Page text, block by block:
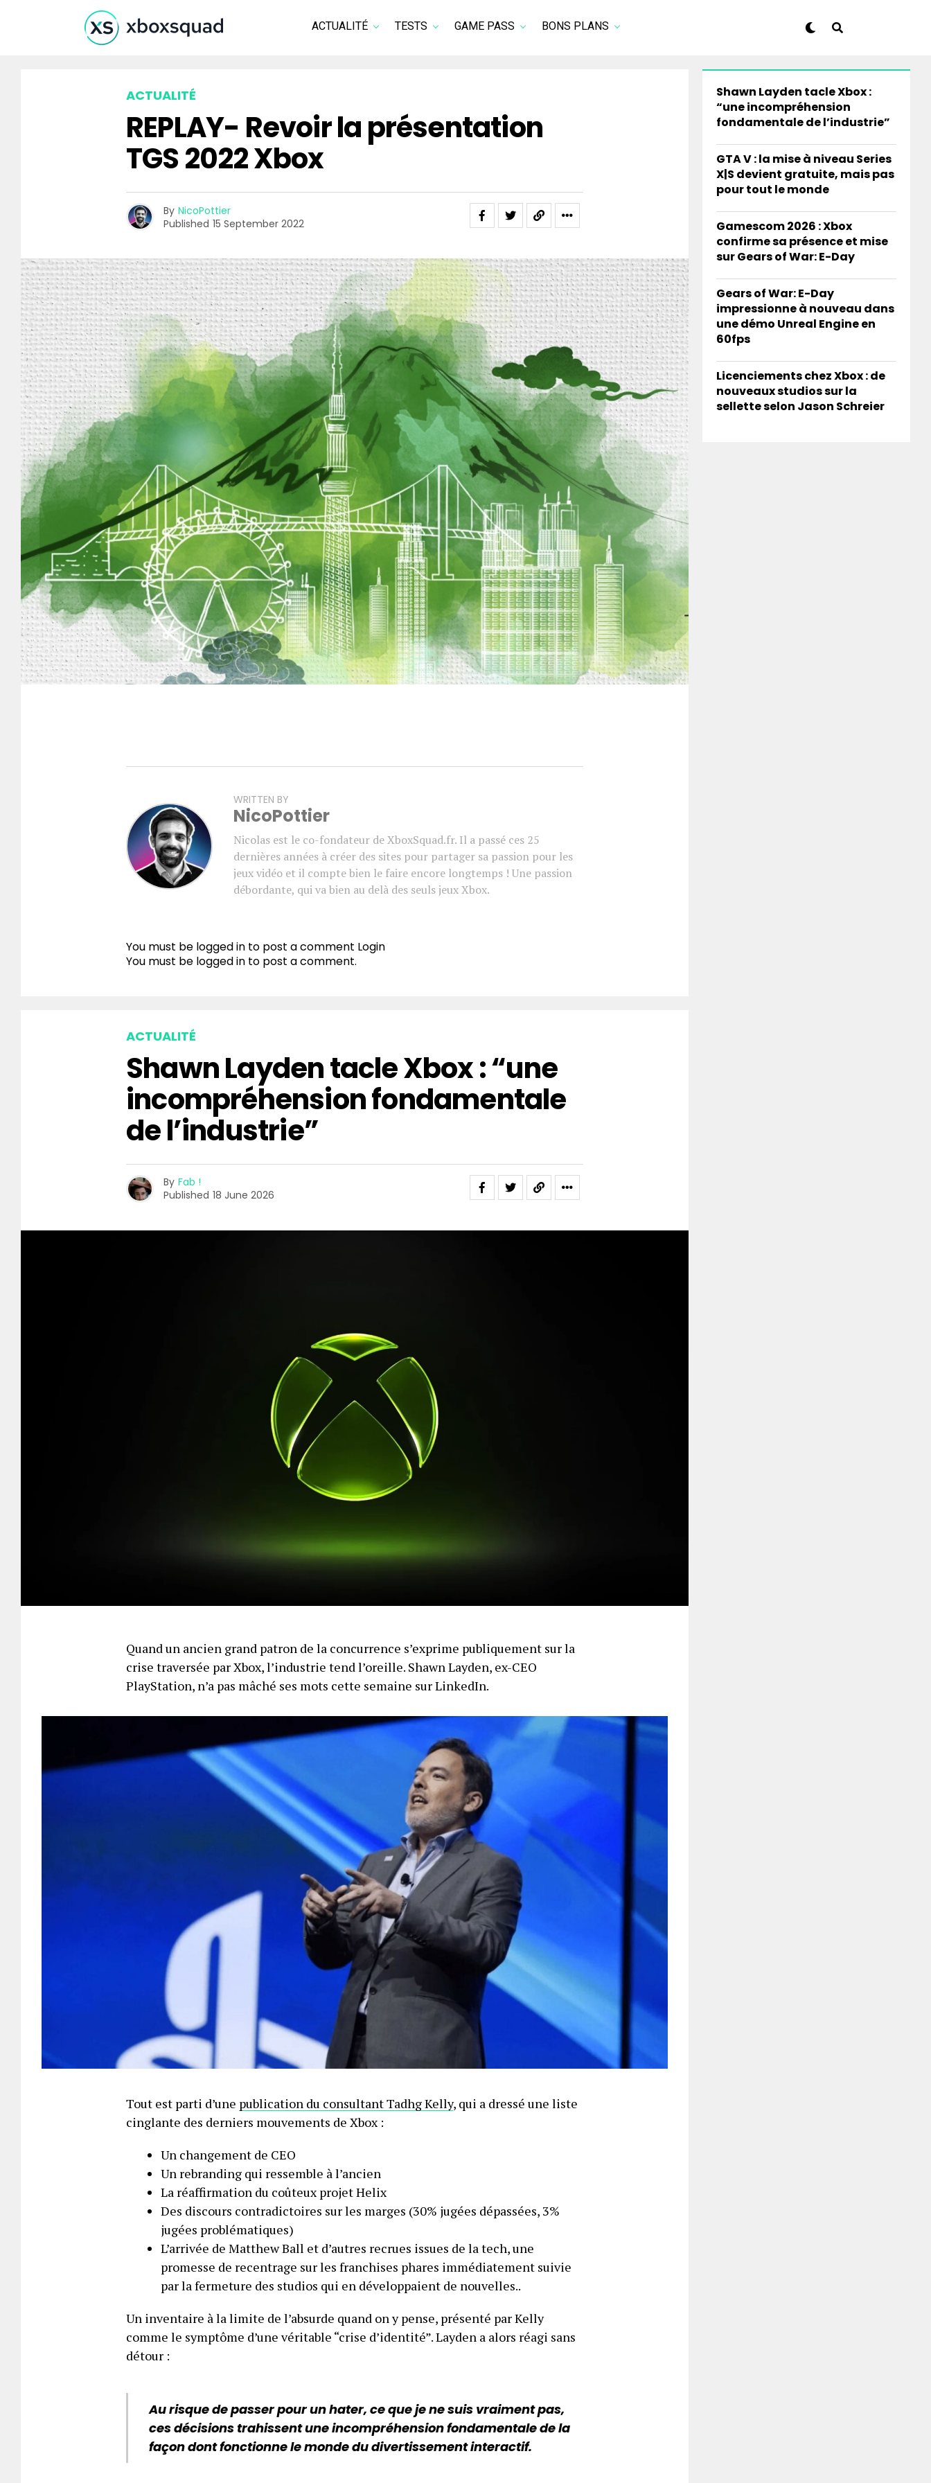
ACTUALITÉ TESTS GAME PASS BONS PLANS
ACTUALITÉ
REPLAY- Revoir la présentation
TGS 2022 Xbox
By NicoPottier
Published 15 September 2022
WRITTEN BY
NicoPottier
Nicolas est le co-fondateur de XboxSquad.fr. Il a passé ces 25
dernières années à créer des sites pour partager sa passion pour les
jeux vidéo et il compte bien le faire encore longtemps ! Une passion
débordante, qui va bien au delà des seuls jeux Xbox.
You must be logged in to post a comment Login
You must be logged in to post a comment.
ACTUALITÉ
Shawn Layden tacle Xbox : “une
incompréhension fondamentale
de l’industrie”
By Fab !
Published 18 June 2026
Quand un ancien grand patron de la concurrence s’exprime publiquement sur la
crise traversée par Xbox, l’industrie tend l’oreille. Shawn Layden, ex-CEO
PlayStation, n’a pas mâché ses mots cette semaine sur LinkedIn.
Tout est parti d’une publication du consultant Tadhg Kelly, qui a dressé une liste
cinglante des derniers mouvements de Xbox :
Un changement de CEO
Un rebranding qui ressemble à l’ancien
La réaffirmation du coûteux projet Helix
Des discours contradictoires sur les marges (30% jugées dépassées, 3%
jugées problématiques)
L’arrivée de Matthew Ball et d’autres recrues issues de la tech, une
promesse de recentrage sur les franchises phares immédiatement suivie
par la fermeture des studios qui en développaient de nouvelles..
Un inventaire à la limite de l’absurde quand on y pense, présenté par Kelly
comme le symptôme d’une véritable “crise d’identité”. Layden a alors réagi sans
détour :
Au risque de passer pour un hater, ce que je ne suis vraiment pas,
ces décisions trahissent une incompréhension fondamentale de la
façon dont fonctionne le monde du divertissement interactif.
Shawn Layden tacle Xbox :
“une incompréhension
fondamentale de l’industrie”
GTA V : la mise à niveau Series
X|S devient gratuite, mais pas
pour tout le monde
Gamescom 2026 : Xbox
confirme sa présence et mise
sur Gears of War: E-Day
Gears of War: E-Day
impressionne à nouveau dans
une démo Unreal Engine en
60fps
Licenciements chez Xbox : de
nouveaux studios sur la
sellette selon Jason Schreier